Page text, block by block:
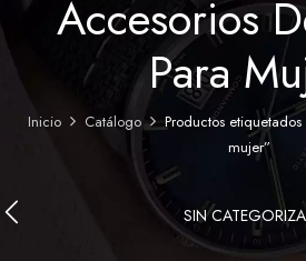
Accesorios
Para
Inicio Catálogo
Productos
mujer”
SIN